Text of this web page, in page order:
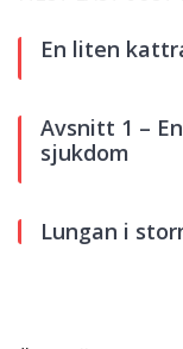
En liten
Avsnitt 1 –
sjukdom
Lungan i